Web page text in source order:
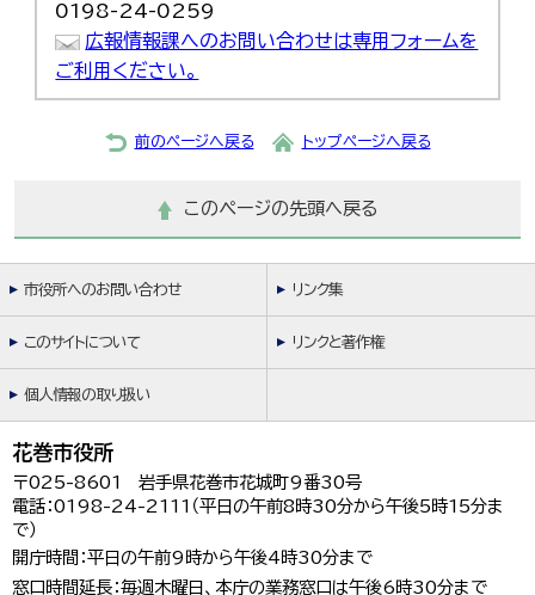
0198-24-0259
広報情報課へのお問い合わせは専用フォームを
ご利用ください。
前のページへ戻る トップページへ戻る
このページの先頭へ戻る
市役所へのお問い合わせ リンク集
このサイトについて リンクと著作権
個人情報の取り扱い
花巻市役所
〒025-8601 岩手県花巻市花城町9番30号
電話：0198-24-2111（平日の午前8時30分から午後5時15分ま
で）
開庁時間：平日の午前9時から午後4時30分まで
窓口時間延長：毎週木曜日、本庁の業務窓口は午後6時30分まで